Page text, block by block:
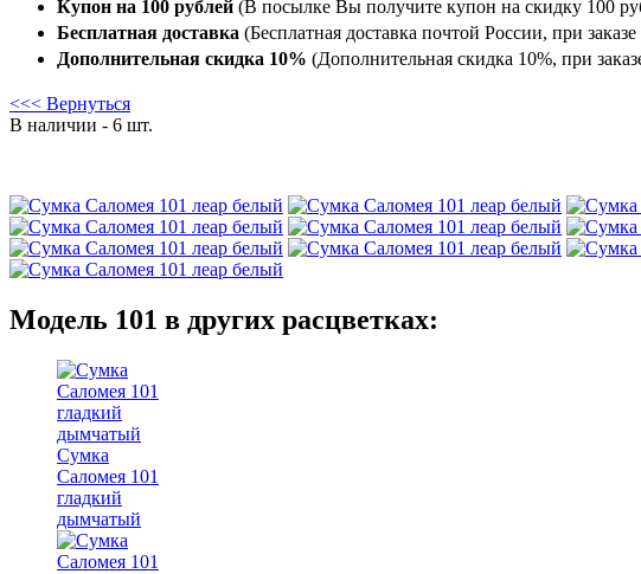
Купон на 100 рублей (В посылке Вы получите купон на скидку 100
Бесплатная доставка (Бесплатная доставка почтой России, при
Дополнительная скидка 10% (Дополнительная скидка 10%, при
<<< Вернуться
В наличии - 6 шт.
Модель 101 в других расцветках:
Сумка
Саломея 101
гладкий
дымчатый